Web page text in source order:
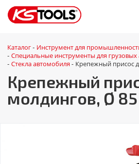
Каталог - Инструмент для
- Специальные инструменты для
- Стекла автомобиля - Крепежный присос
Крепежный
молдингов, Ø